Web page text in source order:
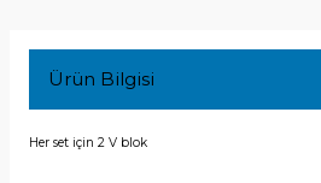
Ürün Bilgisi
Her set için 2 V blok